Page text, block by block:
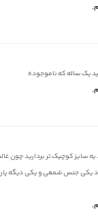
در کناره‌ها ، یک جیب
یک ساله که ناموجوده
یه سایز کوچیک تر بردارید چون
یکی جنس شمعی و یکی دیگه